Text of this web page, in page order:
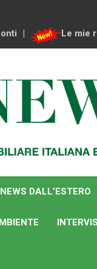
Le mie
NEWS DALL’ESTERO